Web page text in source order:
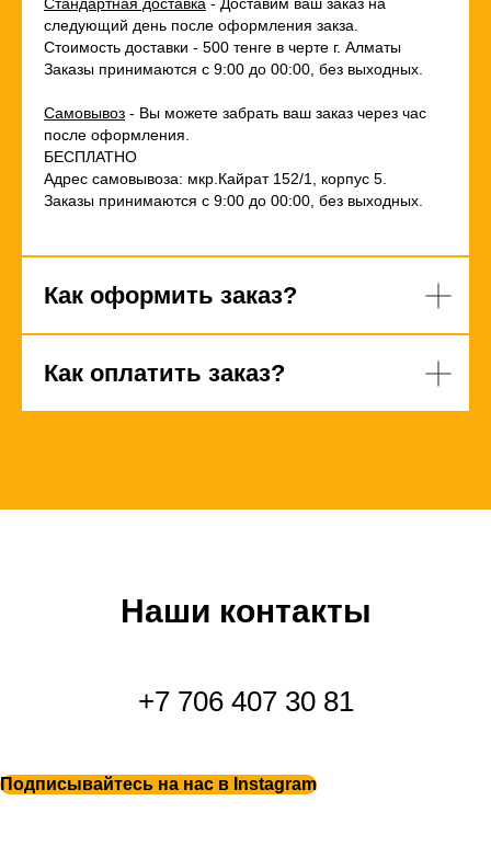
Стандартная доставка - Доставим ваш заказ на
следующий день после оформления закза.
Стоимость доставки - 500 тенге в черте г. Алматы
Заказы принимаются с 9:00 до 00:00, без выходных.
Самовывоз - Вы можете забрать ваш заказ через час
после оформления.
БЕСПЛАТНО
Адрес самовывоза: мкр.Кайрат 152/1, корпус 5.
Заказы принимаются с 9:00 до 00:00, без выходных.
Как оформить заказ?
Как оплатить заказ?
Наши контакты
+7 706 407 30 81
Подписывайтесь на нас в Instagram